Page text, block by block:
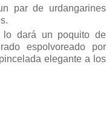
par de urdangarines
lo dará un poquito de
espolvoreado por
elegante a los